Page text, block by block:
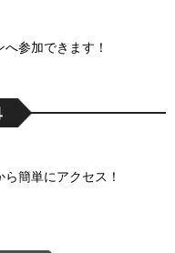
参加できます！
簡単にアクセス！